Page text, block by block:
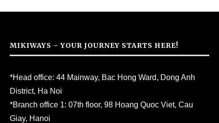
MIKIWAYS – YOUR JOURNEY STARTS HERE!
*Head office: 44 Mainway, Bac Hong Ward, Dong Anh
District, Ha Noi
*Branch office 1: 07th floor, 98 Hoang Quoc Viet, Cau
Giay, Hanoi